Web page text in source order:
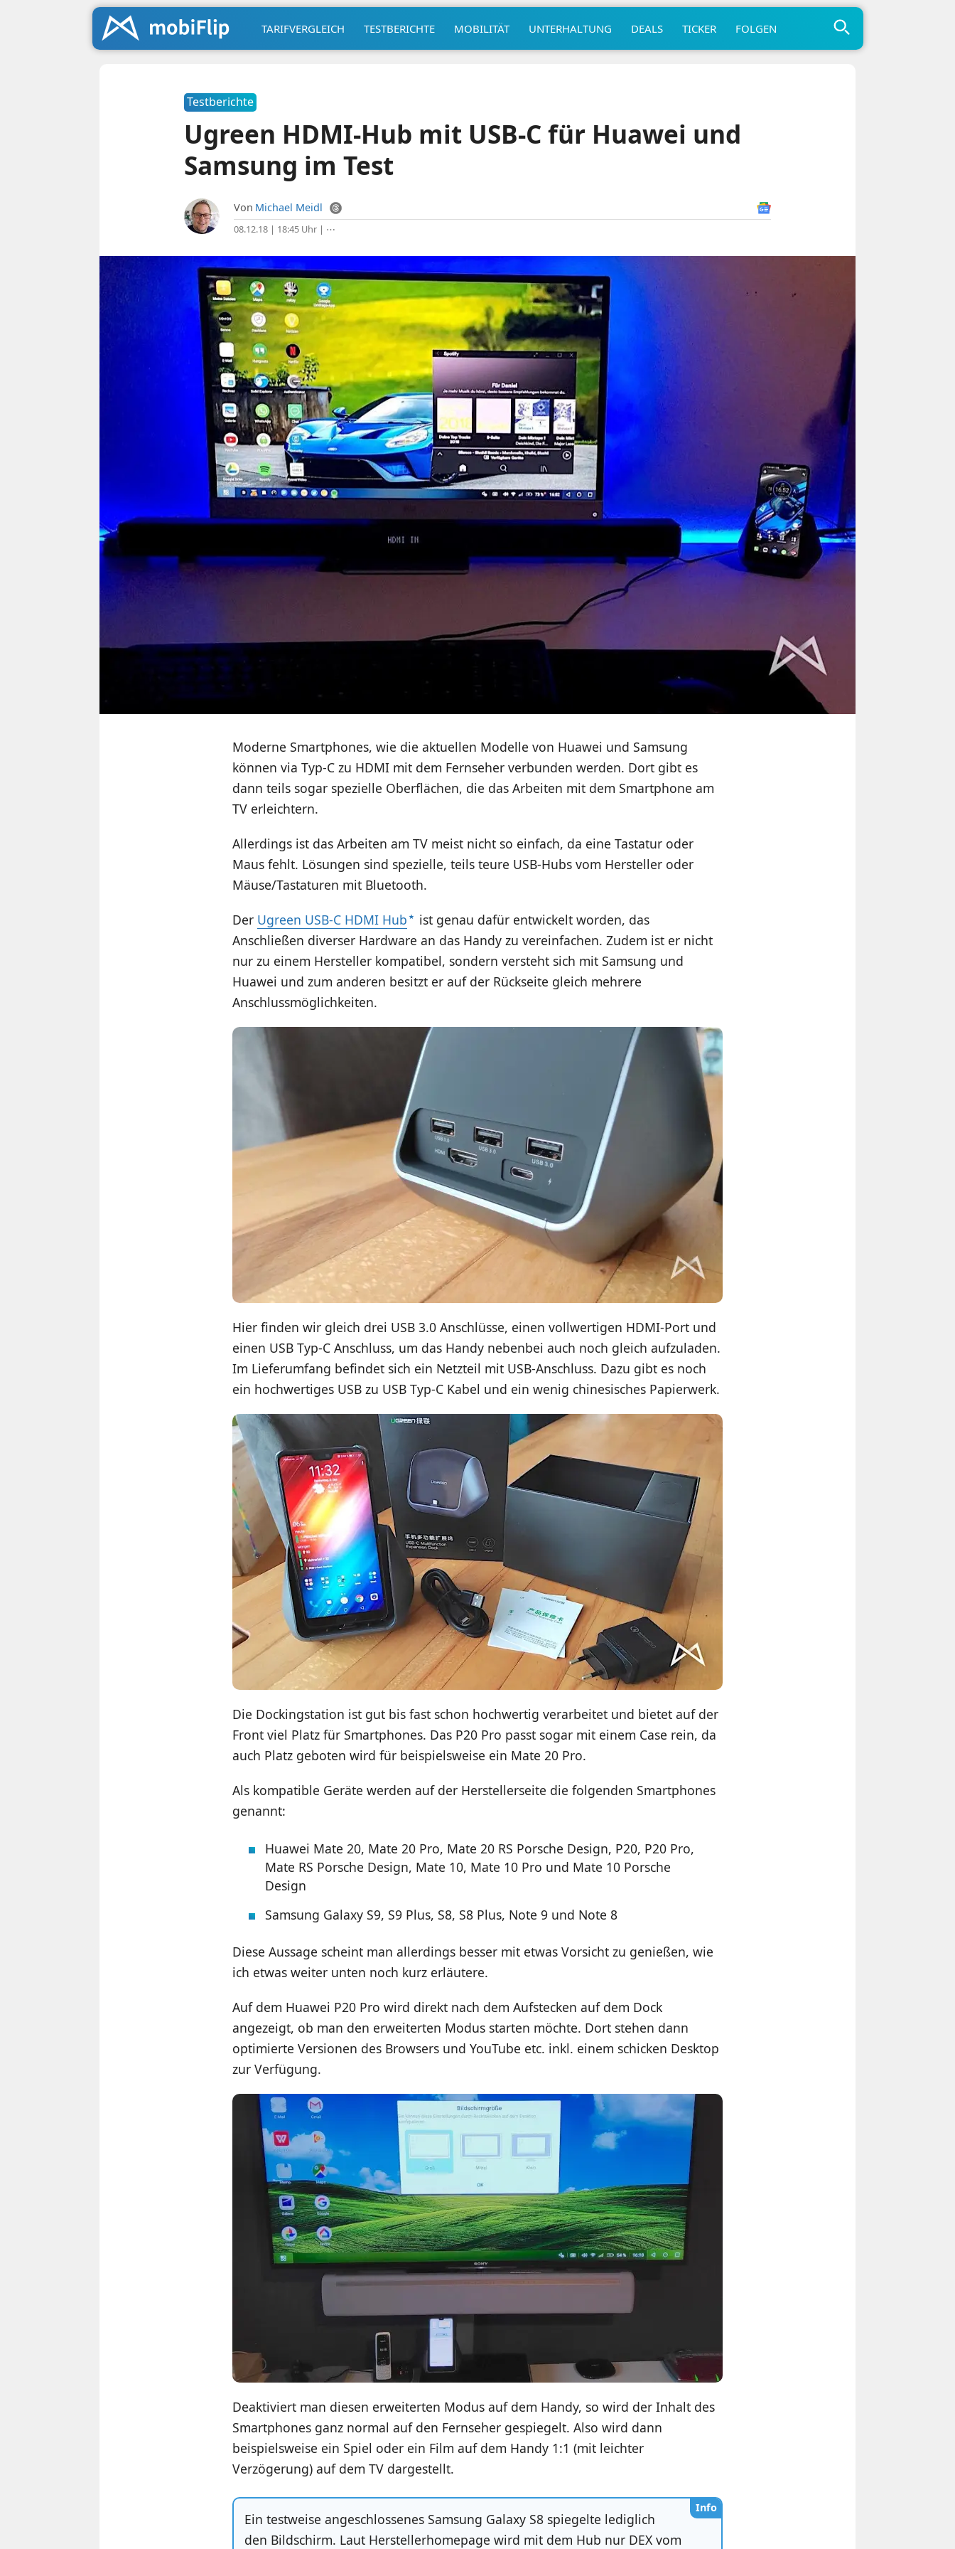
TARIFVERGLEICH TESTBERICHTE MOBILITÄT UNTERHALTUNG DEALS TICKER FOLGEN
Testberichte
Ugreen HDMI-Hub mit USB-C für Huawei und
Samsung im Test
Von Michael Meidl
08.12.18 | 18:45 Uhr| ⋯
Moderne Smartphones, wie die aktuellen Modelle von Huawei und Samsung
können via Typ-C zu HDMI mit dem Fernseher verbunden werden. Dort gibt es
dann teils sogar spezielle Oberflächen, die das Arbeiten mit dem Smartphone am
TV erleichtern.
Allerdings ist das Arbeiten am TV meist nicht so einfach, da eine Tastatur oder
Maus fehlt. Lösungen sind spezielle, teils teure USB-Hubs vom Hersteller oder
Mäuse/Tastaturen mit Bluetooth.
Der Ugreen USB-C HDMI Hub
ist genau dafür entwickelt worden, das
Anschließen diverser Hardware an das Handy zu vereinfachen. Zudem ist er nicht
nur zu einem Hersteller kompatibel, sondern versteht sich mit Samsung und
Huawei und zum anderen besitzt er auf der Rückseite gleich mehrere
Anschlussmöglichkeiten.
Hier finden wir gleich drei USB 3.0 Anschlüsse, einen vollwertigen HDMI-Port und
einen USB Typ-C Anschluss, um das Handy nebenbei auch noch gleich aufzuladen.
Im Lieferumfang befindet sich ein Netzteil mit USB-Anschluss. Dazu gibt es noch
ein hochwertiges USB zu USB Typ-C Kabel und ein wenig chinesisches Papierwerk.
Die Dockingstation ist gut bis fast schon hochwertig verarbeitet und bietet auf der
Front viel Platz für Smartphones. Das P20 Pro passt sogar mit einem Case rein, da
auch Platz geboten wird für beispielsweise ein Mate 20 Pro.
Als kompatible Geräte werden auf der Herstellerseite die folgenden Smartphones
genannt:
Huawei Mate 20, Mate 20 Pro, Mate 20 RS Porsche Design, P20, P20 Pro,
Mate RS Porsche Design, Mate 10, Mate 10 Pro und Mate 10 Porsche
Design
Samsung Galaxy S9, S9 Plus, S8, S8 Plus, Note 9 und Note 8
Diese Aussage scheint man allerdings besser mit etwas Vorsicht zu genießen, wie
ich etwas weiter unten noch kurz erläutere.
Auf dem Huawei P20 Pro wird direkt nach dem Aufstecken auf dem Dock
angezeigt, ob man den erweiterten Modus starten möchte. Dort stehen dann
optimierte Versionen des Browsers und YouTube etc. inkl. einem schicken Desktop
zur Verfügung.
Deaktiviert man diesen erweiterten Modus auf dem Handy, so wird der Inhalt des
Smartphones ganz normal auf den Fernseher gespiegelt. Also wird dann
beispielsweise ein Spiel oder ein Film auf dem Handy 1:1 (mit leichter
Verzögerung) auf dem TV dargestellt.
Info
Ein testweise angeschlossenes Samsung Galaxy S8 spiegelte lediglich
den Bildschirm. Laut Herstellerhomepage wird mit dem Hub nur DEX vom